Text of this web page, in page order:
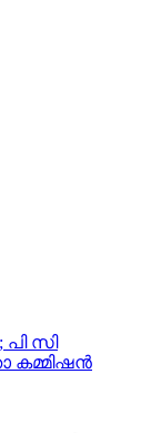
പി സി
കമ്മിഷന്‍